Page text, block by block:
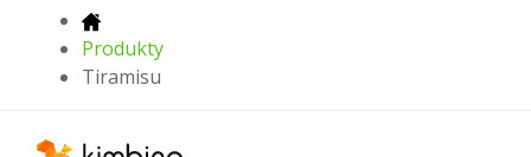
Produkty
Tiramisu